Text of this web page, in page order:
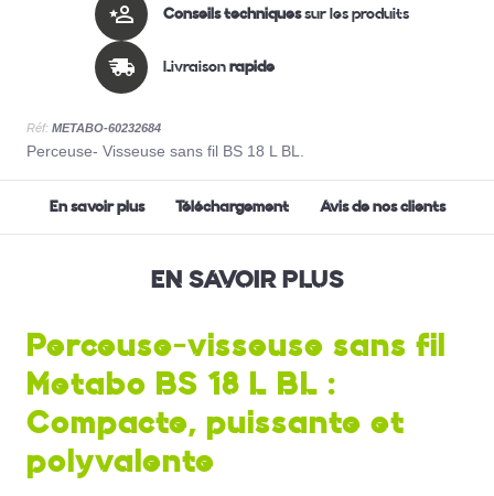
Conseils techniquessur les produits
Livraisonrapide
Réf: METABO-60232684
Perceuse- Visseuse sans fil BS 18 L BL.
En savoir plus Téléchargement Avis de nos clients
EN SAVOIR PLUS
Perceuse-visseuse sans fil
Metabo BS 18 L BL :
Compacte, puissante et
polyvalente